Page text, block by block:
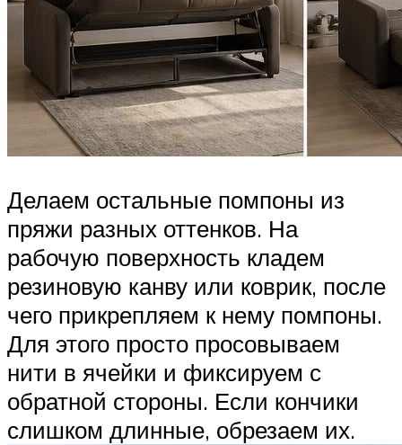
Делаем остальные помпоны из
пряжи разных оттенков. На
рабочую поверхность кладем
резиновую канву или коврик, после
чего прикрепляем к нему помпоны.
Для этого просто просовываем
нити в ячейки и фиксируем с
обратной стороны. Если кончики
слишком длинные, обрезаем их.